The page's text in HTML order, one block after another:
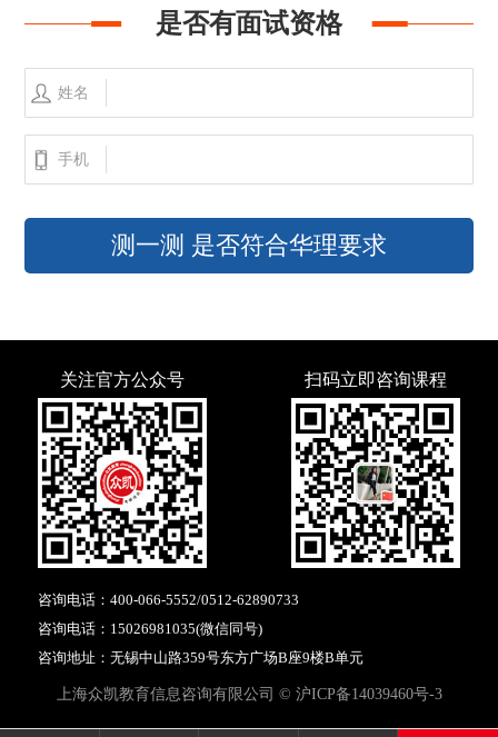
是否有面试资格
姓名
手机
测一测 是否符合华理要求
关注官方公众号 扫码立即咨询课程
咨询电话： 400-066-5552/0512-62890733
咨询电话： 15026981035(微信同号)
咨询地址：无锡中山路359号东方广场B座9楼B单元
上海众凯教育信息咨询有限公司 © 沪ICP备14039460号-3